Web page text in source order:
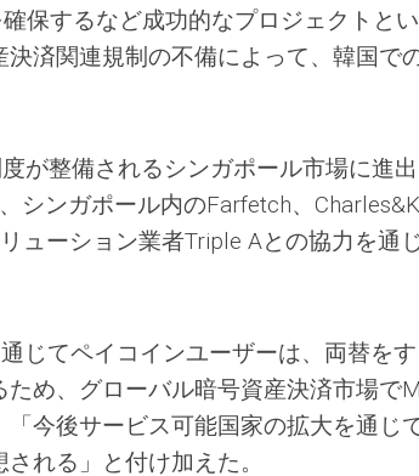
保するなど成功的なプロジェクトと
済関連規制の不備によって、韓国で
が整備されるシンガポール市場に進
シンガポール内のFarfetch、
ューション業者Triple Aとの協力を通
じてペイコインユーザーは、両替をす
め、グローバル暗号資産決済市場で
今後サービス可能国家の拡大を通じ
れる」と付け加えた。